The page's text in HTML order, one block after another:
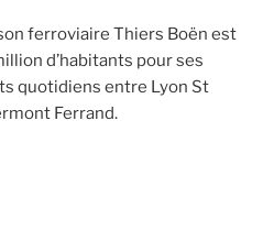
ferroviaire Thiers Boën est
d’habitants pour ses
quotidiens entre Lyon St
Ferrand.